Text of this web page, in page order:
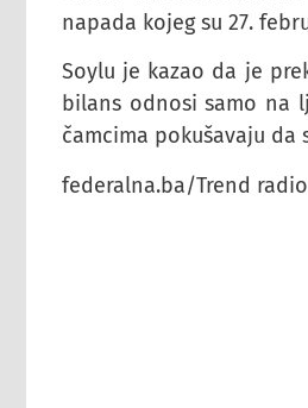
napada kojeg su 27.
Soylu je kazao da je
bilans odnosi samo na
čamcima pokušavaju
federalna.ba/Trend radio